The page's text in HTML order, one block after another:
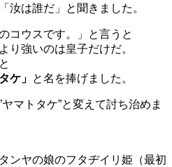
汝は誰だ」と聞きました。
コウスです。」と言うと
り強いのは皇子だけだ。
ケ」 と名を捧げました。
マトタケ”と変えて討ち治めま
ンヤの娘のフタヂイリ姫（最初